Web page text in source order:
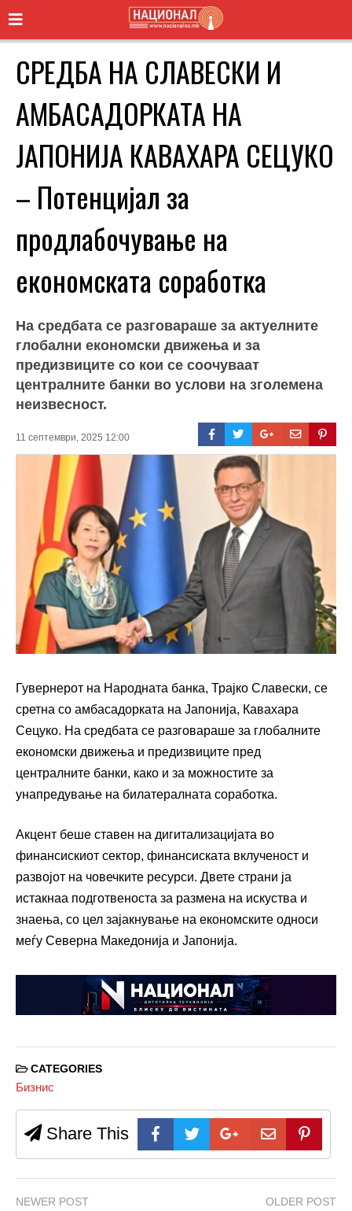
СРЕДБА НА СЛАВЕСКИ И
АМБАСАДОРКАТА НА
ЈАПОНИЈА КАВАХАРА СЕЦУКО
– Потенцијал за
продлабочување на
економската соработка
На средбата се разговараше за актуелните
глобални економски движења и за
предизвиците со кои се соочуваат
централните банки во услови на зголемена
неизвесност.
11 септември, 2025 12:00
Гувернерот на Народната банка, Трајко Славески, се
сретна со амбасадорката на Јапонија, Кавахара
Сецуко. На средбата се разговараше за глобалните
економски движења и предизвиците пред
централните банки, како и за можностите за
унапредување на билатералната соработка.
Акцент беше ставен на дигитализацијата во
финансискиот сектор, финансиската вклученост и
развојот на човечките ресурси. Двете страни ја
истакнаа подготвеноста за размена на искуства и
знаења, со цел зајакнување на економските односи
меѓу Северна Македонија и Јапонија.
CATEGORIES
Бизнис
Share This
NEWER POST OLDER POST